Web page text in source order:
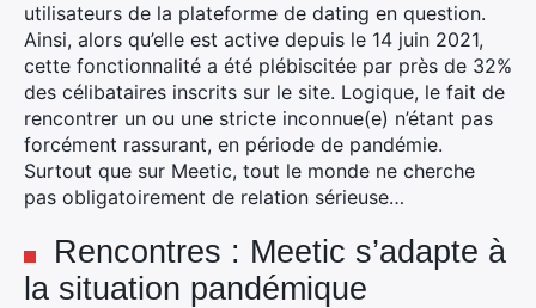
utilisateurs de la plateforme de dating en question.
Ainsi, alors qu’elle est active depuis le 14 juin 2021,
cette fonctionnalité a été plébiscitée par près de 32%
des célibataires inscrits sur le site. Logique, le fait de
rencontrer un ou une stricte inconnue(e) n’étant pas
forcément rassurant, en période de pandémie.
Surtout que sur Meetic, tout le monde ne cherche
pas obligatoirement de relation sérieuse…
Rencontres : Meetic s’adapte à
la situation pandémique